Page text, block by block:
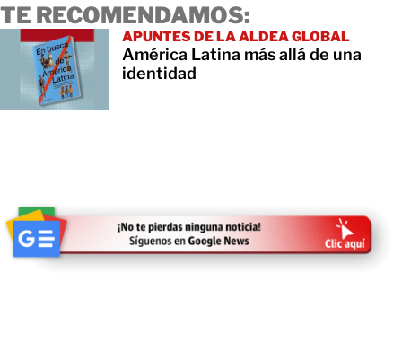
TE RECOMENDAMOS:
APUNTES DE LA ALDEA GLOBAL
América Latina más allá de una
identidad